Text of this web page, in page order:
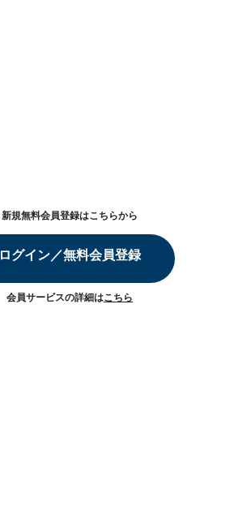
新規無料会員登録はこちらから
ログイン／無料会員登録
会員サービスの詳細はこちら